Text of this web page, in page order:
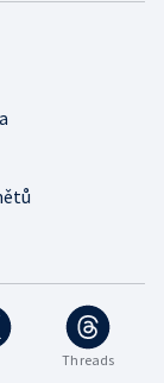
Threads